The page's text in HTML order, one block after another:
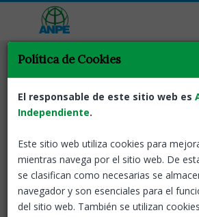
Xerrada online
de Trasllats
02 Nov, 2020
Política de Cookies
El responsable de este sitio web es
Independiente.
Este sitio web utiliza cookies para
mientras navega por el sitio web. De
se clasifican como necesarias se
navegador y son esenciales para el
del sitio web. También se utilizan